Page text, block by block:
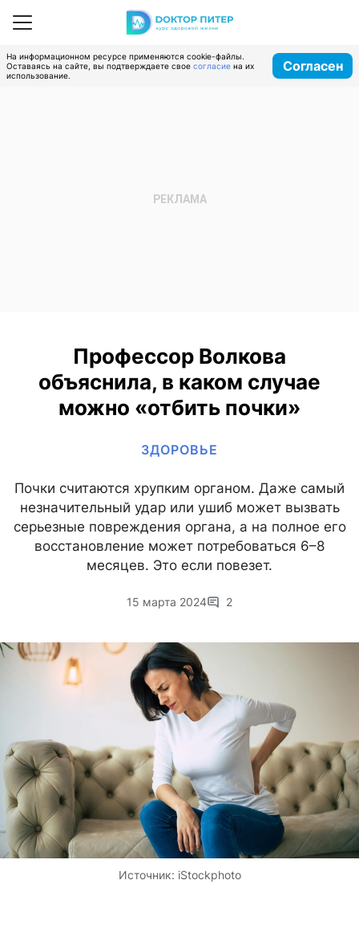
На информационном ресурсе применяются cookie-файлы.
Оставаясь на сайте, вы подтверждаете свое согласие на их
использование.
Согласен
Профессор Волкова
объяснила, в каком случае
можно «отбить почки»
ЗДОРОВЬЕ
Почки считаются хрупким органом. Даже самый
незначительный удар или ушиб может вызвать
серьезные повреждения органа, а на полное его
восстановление может потребоваться 6–8
месяцев. Это если повезет.
15 марта 2024 2
Источник: iStockphoto